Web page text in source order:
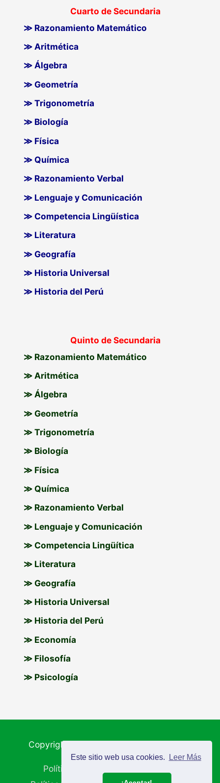
Este sitio web usa cookies. Leer Más
Cuarto de Secundaria
≫ Razonamiento Matemático
≫ Aritmética
≫ Álgebra
≫ Geometría
≫ Trigonometría
≫ Biología
≫ Física
≫ Química
≫ Razonamiento Verbal
≫ Lenguaje y Comunicación
≫ Competencia Lingüística
≫ Literatura
≫ Geografía
≫ Historia Universal
≫ Historia del Perú
Quinto de Secundaria
≫ Razonamiento Matemático
≫ Aritmética
≫ Álgebra
≫ Geometría
≫ Trigonometría
≫ Biología
≫ Física
≫ Química
≫ Razonamiento Verbal
≫ Lenguaje y Comunicación
≫ Competencia Lingüítica
≫ Literatura
≫ Geografía
≫ Historia Universal
≫ Historia del Perú
≫ Economía
≫ Filosofía
≫ Psicología
Copyright © 2026
Política de Cookies